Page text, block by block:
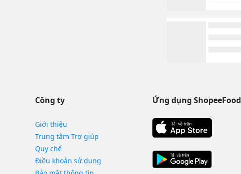
Công ty
Giới thiệu
Trung tâm Trợ giúp
Quy chế
Điều khoản sử dụng
Ứng dụng ShopeeFood